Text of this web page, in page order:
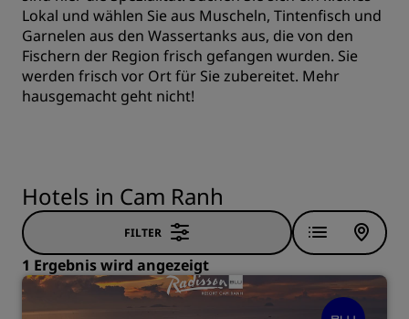
Lokal und wählen Sie aus Muscheln, Tintenfisch und
Garnelen aus den Wassertanks aus, die von den
Fischern der Region frisch gefangen wurden. Sie
werden frisch vor Ort für Sie zubereitet. Mehr
hausgemacht geht nicht!
Hotels in Cam Ranh
FILTER
1 Ergebnis wird angezeigt